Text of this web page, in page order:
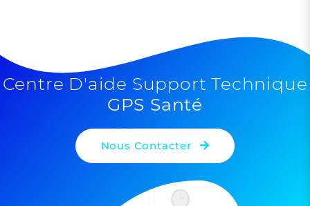
Leaflet
Centre D'aide Support Technique
GPS Santé
Nous Contacter